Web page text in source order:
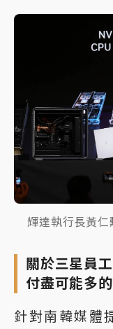
輝達執行長黃
關於三星員
付盡可能多
針對南韓媒體